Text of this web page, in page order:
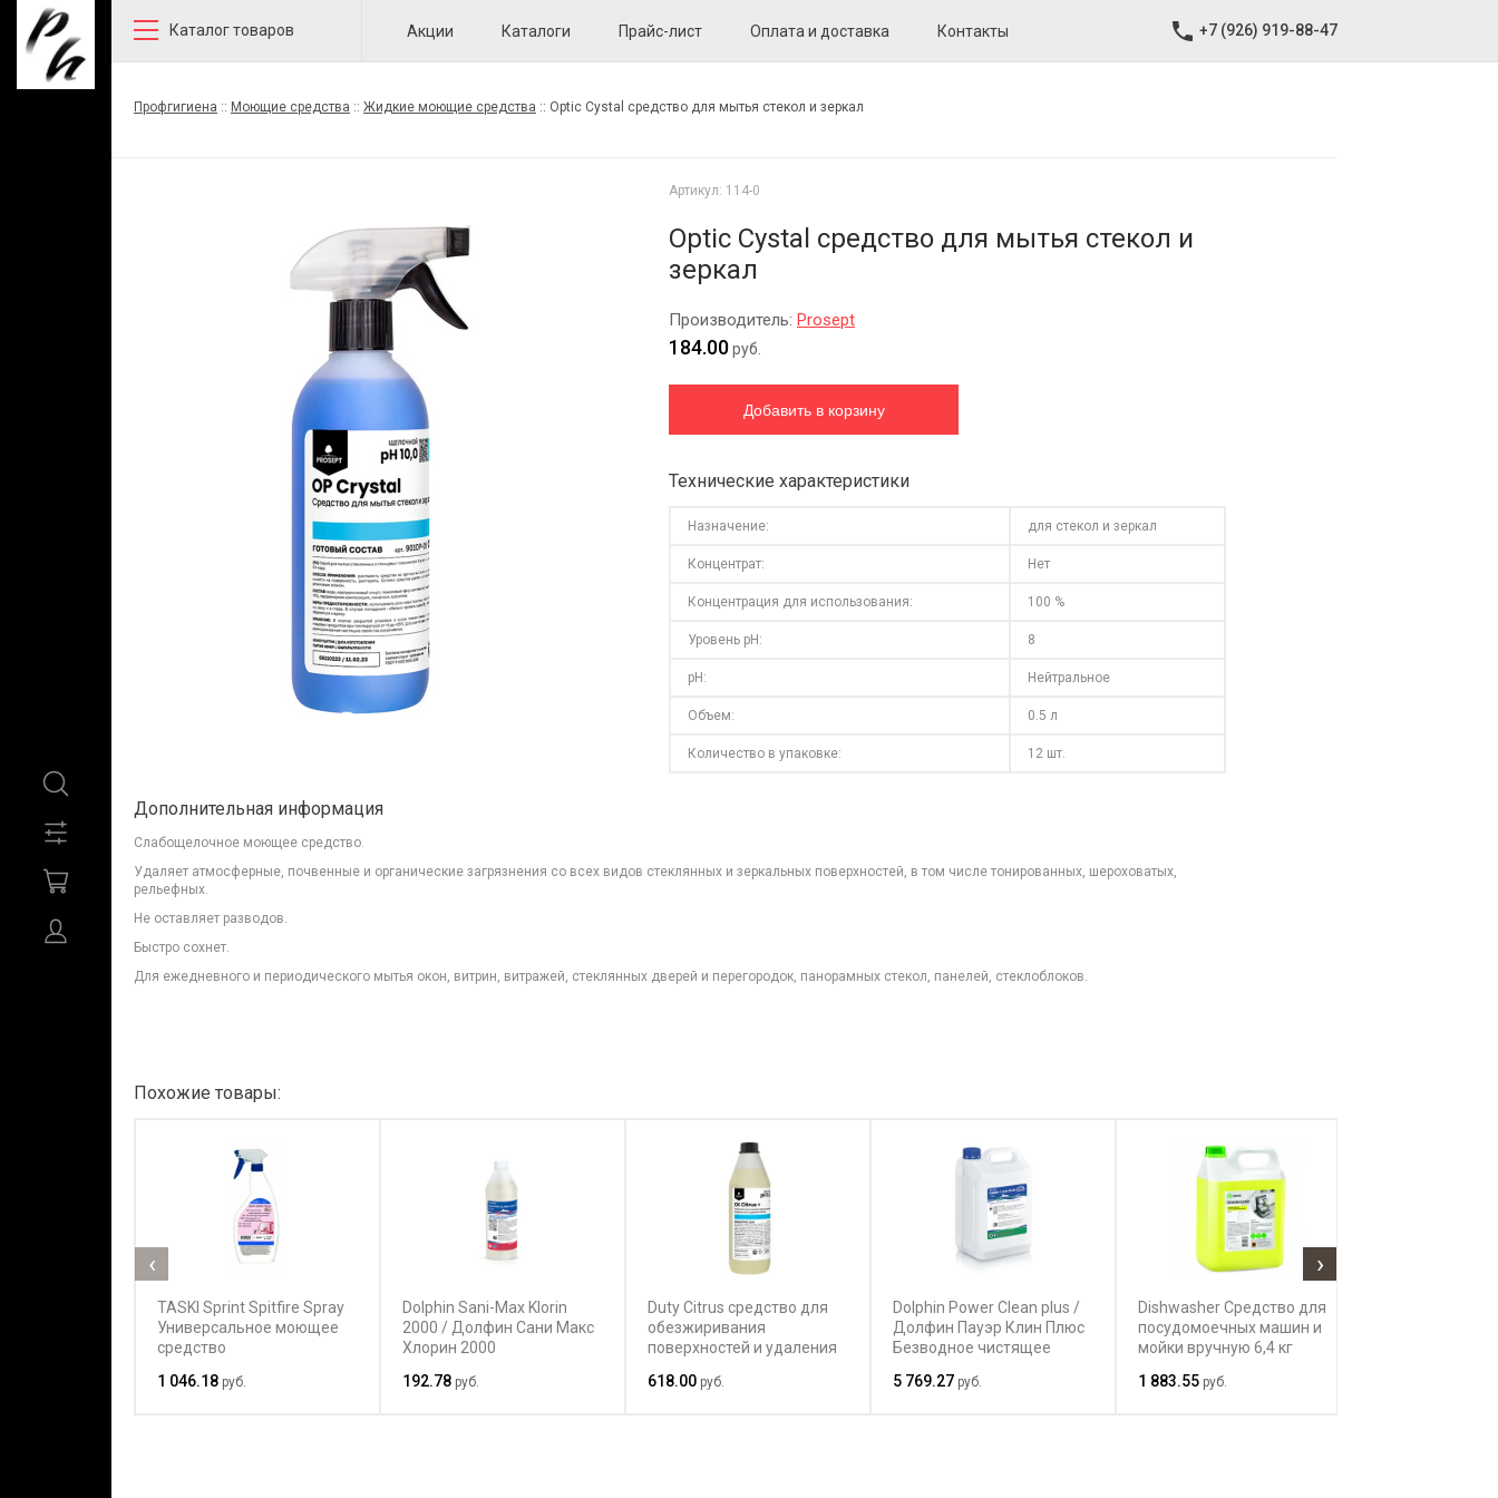
Каталог товаров Акции Каталоги Прайс-лист Оплата и доставка Контакты +7 (926) 919-88-47
Профгигиена :: Моющие средства :: Жидкие моющие средства :: Optic Cystal средство для мытья стекол и зеркал
Артикул: 114-0
Optic Cystal средство для мытья стекол и
зеркал
Производитель: Prosept
184.00руб.
Технические характеристики
Назначение: для стекол и зеркал
Концентрат: Нет
Концентрация для использования: 100 %
Уровень pH: 8
pH: Нейтральное
Объем: 0.5 л
Количество в упаковке: 12 шт.
Дополнительная информация
Слабощелочное моющее средство.
Удаляет атмосферные, почвенные и органические загрязнения со всех видов стеклянных и зеркальных поверхностей, в том числе тонированных, шероховатых,
рельефных.
Не оставляет разводов.
Быстро сохнет.
Для ежедневного и периодического мытья окон, витрин, витражей, стеклянных дверей и перегородок, панорамных стекол, панелей, стеклоблоков.
Похожие товары:
TASKI Sprint Spitfire Spray
Универсальное моющее
средство
1 046.18 руб.
Dolphin Sani-Max Klorin
2000 / Долфин Сани Макс
Хлорин 2000
концентрированное
192.78 руб.
Duty Citrus средство для
обезжиривания
поверхностей и удаления
618.00 руб.
Dolphin Power Clean plus /
Долфин Пауэр Клин Плюс
Безводное чистящее
пятен с любых
5 769.27 руб.
Dishwasher Средство для
посудомоечных машин и
мойки вручную 6,4 кг
1 883.55 руб.
‹ ›